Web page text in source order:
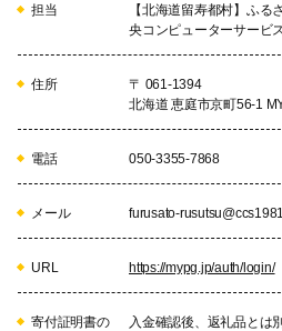
担当
【北海道留寿都村】ふ
央コンピューターサービ
住所
〒 061-1394
北海道 恵庭市京町56-1
電話 050-3355-7868
メール furusato-
URL https://mypg.jp/auth/login/
寄付証明書の
入金確認後、返礼品とは